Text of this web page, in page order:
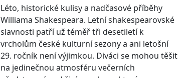
Léto, historické kulisy a nadčasové příběhy
Williama Shakespeara. Letní shakespearovské
slavnosti patří už téměř tři desetiletí k
vrcholům české kulturní sezony a ani letošní
29. ročník není výjimkou. Diváci se mohou těšit
na jedinečnou atmosféru večerních